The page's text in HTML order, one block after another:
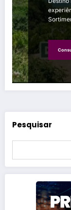
Pesquisar